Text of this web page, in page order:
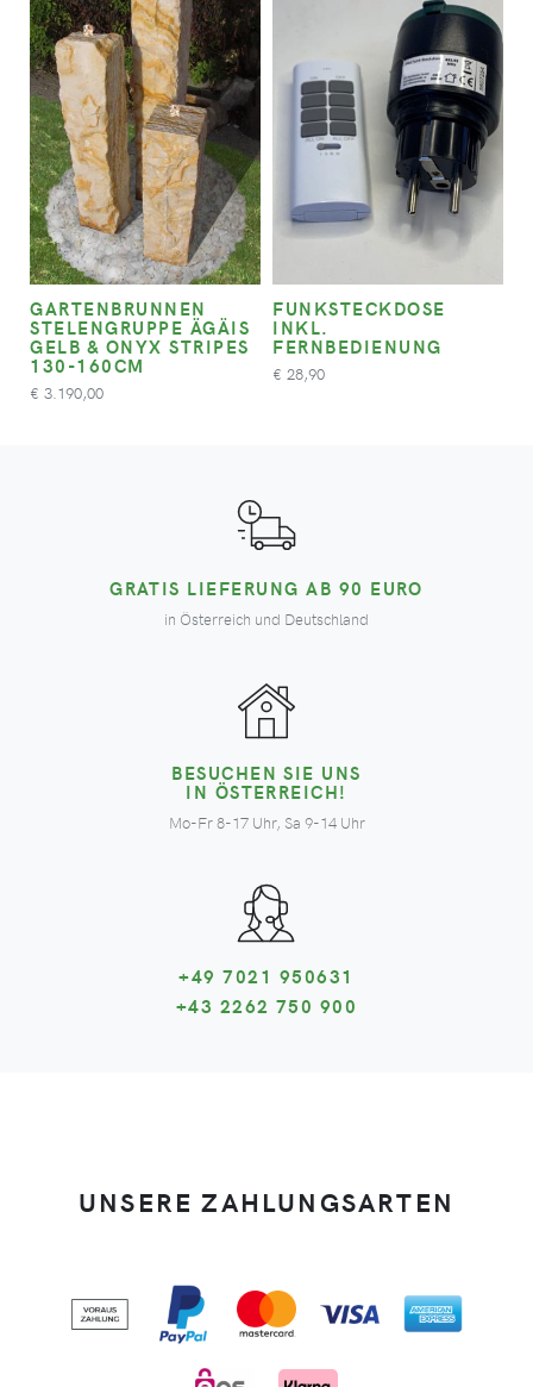
GARTENBRUNNEN
STELENGRUPPE ÄGÄIS
GELB & ONYX STRIPES
130-160CM
€ 3.190,00
FUNKSTECKDOSE
INKL.
FERNBEDIENUNG
€ 28,90
GRATIS LIEFERUNG AB 90 EURO
in Österreich und Deutschland
BESUCHEN SIE UNS
IN ÖSTERREICH!
Mo-Fr 8-17 Uhr, Sa 9-14 Uhr
+49 7021 950631
+43 2262 750 900
UNSERE ZAHLUNGSARTEN